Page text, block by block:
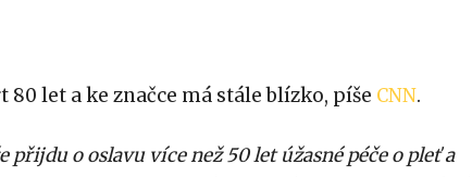
80 let a ke značce má stále blízko, píše CNN.
přijdu o oslavu více než 50 let úžasné péče o pleť a